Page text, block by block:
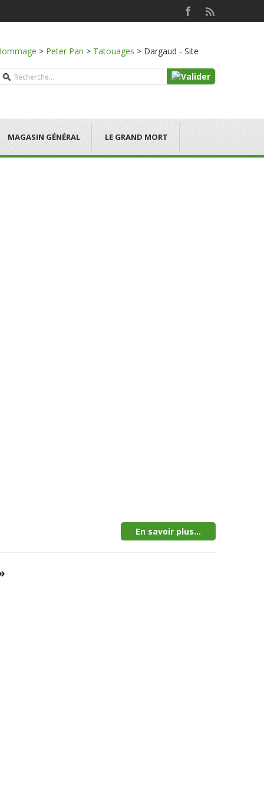
> Peter Pan > Tatouages > Dargaud - Site
MAGASIN GÉNÉRAL LE GRAND MORT
En savoir plus...